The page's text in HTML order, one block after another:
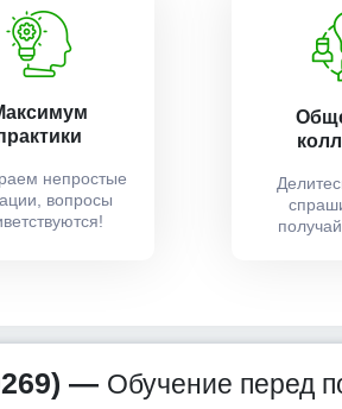
непростые
вопросы
— Обучение перед